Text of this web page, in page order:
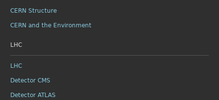
CERN Structure
CERN and the Environment
LHC
LHC
Detector CMS
Detector ATLAS